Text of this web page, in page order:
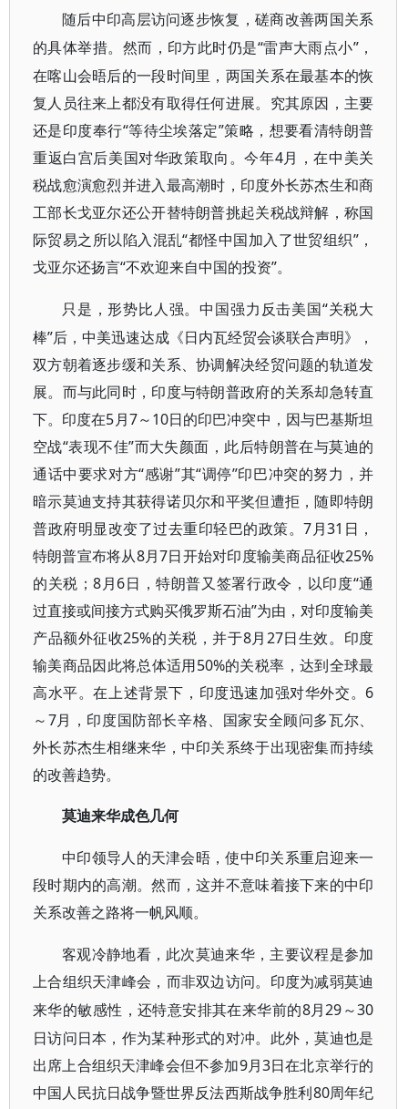
随后中印高层访问逐步恢复，磋商改善两国关系
的具体举措。然而，印方此时仍是“雷声大雨点小”，
在喀山会晤后的一段时间里，两国关系在最基本的恢
复人员往来上都没有取得任何进展。究其原因，主要
还是印度奉行“等待尘埃落定”策略，想要看清特朗普
重返白宫后美国对华政策取向。今年4月，在中美关
税战愈演愈烈并进入最高潮时，印度外长苏杰生和商
工部长戈亚尔还公开替特朗普挑起关税战辩解，称国
际贸易之所以陷入混乱“都怪中国加入了世贸组织”，
戈亚尔还扬言“不欢迎来自中国的投资”。
只是，形势比人强。中国强力反击美国 “关税大
棒”后，中美迅速达成《日内瓦经贸会谈联合声明》，
双方朝着逐步缓和关系、协调解决经贸问题的轨道发
展。而与此同时，印度与特朗普政府的关系却急转直
下。印度在5月7～10日的印巴冲突中，因与巴基斯坦
空战“表现不佳”而大失颜面，此后特朗普在与莫迪的
通话中要求对方“感谢”其“调停”印巴冲突的努力，并
暗示莫迪支持其获得诺贝尔和平奖但遭拒，随即特朗
普政府明显改变了过去重印轻巴的政策。7月31日，
特朗普宣布将从8月7日开始对印度输美商品征收25%
的关税；8月6日，特朗普又签署行政令，以印度“通
过直接或间接方式购买俄罗斯石油”为由，对印度输美
产品额外征收25%的关税，并于8月27日生效。印度
输美商品因此将总体适用50%的关税率，达到全球最
高水平。在上述背景下，印度迅速加强对华外交。6
～7月，印度国防部长辛格、国家安全顾问多瓦尔、
外长苏杰生相继来华，中印关系终于出现密集而持续
的改善趋势。
莫迪来华成色几何
中印领导人的天津会晤，使中印关系重启迎来一
段时期内的高潮。然而，这并不意味着接下来的中印
关系改善之路将一帆风顺。
客观冷静地看，此次莫迪来华，主要议程是参加
上合组织天津峰会，而非双边访问。印度为减弱莫迪
来华的敏感性，还特意安排其在来华前的8月29～30
日访问日本，作为某种形式的对冲。此外，莫迪也是
出席上合组织天津峰会但不参加9月3日在北京举行的
中国人民抗日战争暨世界反法西斯战争胜利80周年纪